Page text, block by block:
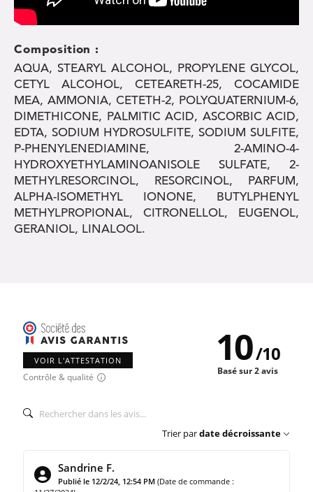
Composition :
AQUA, STEARYL ALCOHOL, PROPYLENE GLYCOL,
CETYL ALCOHOL, CETEARETH-25, COCAMIDE
MEA, AMMONIA, CETETH-2, POLYQUATERNIUM-6,
DIMETHICONE, PALMITIC ACID, ASCORBIC ACID,
EDTA, SODIUM HYDROSULFITE, SODIUM SULFITE,
P-PHENYLENEDIAMINE, 2-AMINO-4-
HYDROXYETHYLAMINOANISOLE SULFATE, 2-
METHYLRESORCINOL, RESORCINOL, PARFUM,
ALPHA-ISOMETHYL IONONE, BUTYLPHENYL
METHYLPROPIONAL, CITRONELLOL, EUGENOL,
GERANIOL, LINALOOL.
VOIR L'ATTESTATION
Contrôle & qualité
10/10
Basé sur 2 avis
Trier pardate décroissante
Sandrine F.
Publié le 12/2/24, 12:54 PM (Date de commande :